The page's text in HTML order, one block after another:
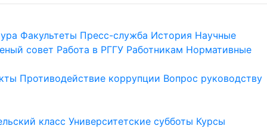
Факультеты Пресс-служба История Научные
совет Работа в РГГУ Работникам Нормативные
Противодействие коррупции Вопрос руководству
класс Университетские субботы Курсы